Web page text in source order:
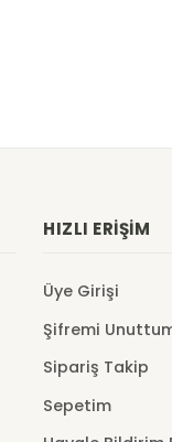
HIZLI ERIŞIM
Üye Girişi
Şifremi
Sipariş Takip
Sepetim